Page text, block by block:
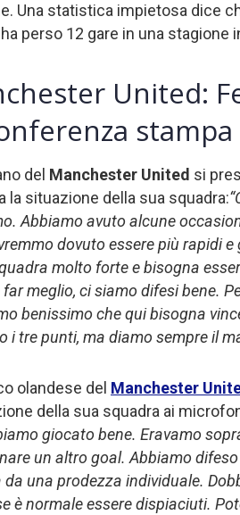
Una statistica impietosa dice
ha perso 12 gare in una stagione
United:
stampa
del Manchester United si
la situazione della sua squadra:
Abbiamo avuto alcune
dovuto essere più rapidi
molto forte e bisogna
meglio, ci siamo difesi bene.
benissimo che qui bisogna
i tre punti, ma diamo sempre il
olandese del Manchester
della sua squadra ai
giocato bene. Eravamo
un altro goal. Abbiamo
da una prodezza individuale.
è normale essere dispiaciuti.